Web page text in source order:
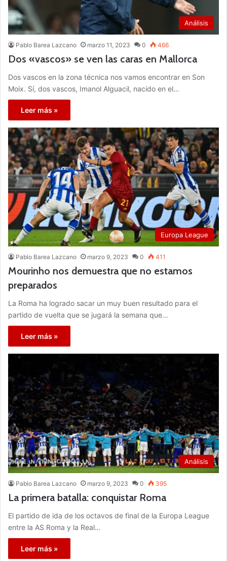
Análisis
Pablo Barea Lazcano marzo 11, 2023 0 466
Dos «vascos» se ven las caras en Mallorca
Dos vascos en la zona técnica nos vamos encontrar en Son
Moix. Sí, dos vascos, Imanol Alguacil, nacido en el…
Leer más »
Europa League
Pablo Barea Lazcano marzo 9, 2023 0 411
Mourinho nos demuestra que no estamos
preparados
La Roma ha logrado sacar un muy buen resultado para el
partido de vuelta que se jugará la semana que…
Leer más »
Análisis
Pablo Barea Lazcano marzo 9, 2023 0 395
La primera batalla: conquistar Roma
El partido de ida de los octavos de final de la Europa League
entre la AS Roma y la Real…
Leer más »